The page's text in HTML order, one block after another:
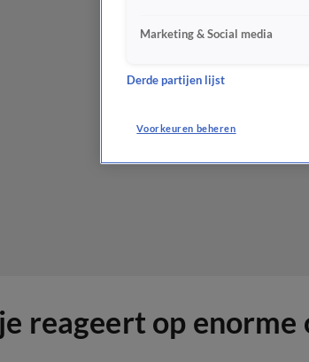
reageert op enorme
Marketing & Social media
Derde partijen lijst
Voorkeuren beheren